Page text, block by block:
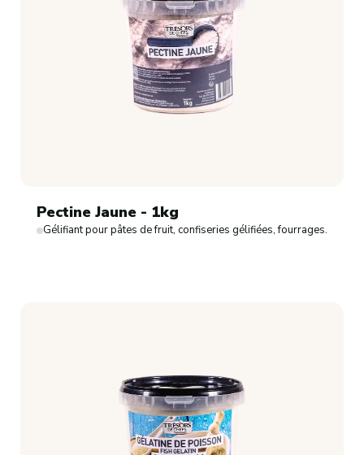
Pectine Jaune - 1kg
Gélifiant pour pâtes de fruit, confiseries gélifiées, fourrages.